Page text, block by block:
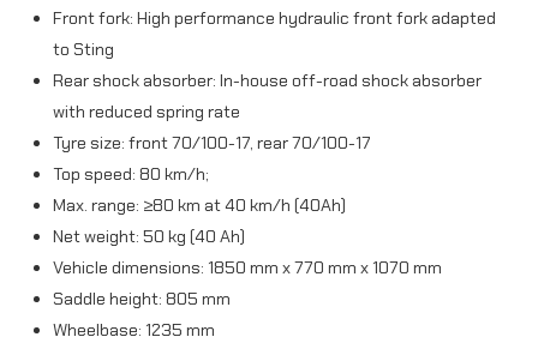
Front fork: High performance hydraulic front fork adapted
to Sting
Rear shock absorber: In-house off-road shock absorber
with reduced spring rate
Tyre size: front 70/100-17, rear 70/100-17
Top speed: 80 km/h;
Max. range: ≥80 km at 40 km/h (40Ah)
Net weight: 50 kg (40 Ah)
Vehicle dimensions: 1850 mm x 770 mm x 1070 mm
Saddle height: 805 mm
Wheelbase: 1235 mm